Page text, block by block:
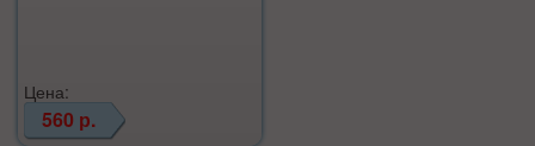
Цена:
560 р.